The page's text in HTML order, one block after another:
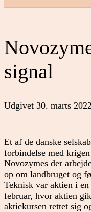
signal
Udgivet 30. marts 2022
Et af de danske
forbindelse med
Novozymes der
op om landbruget og
Teknisk var aktien i
februar, hvor aktien
aktiekursen rettet sig